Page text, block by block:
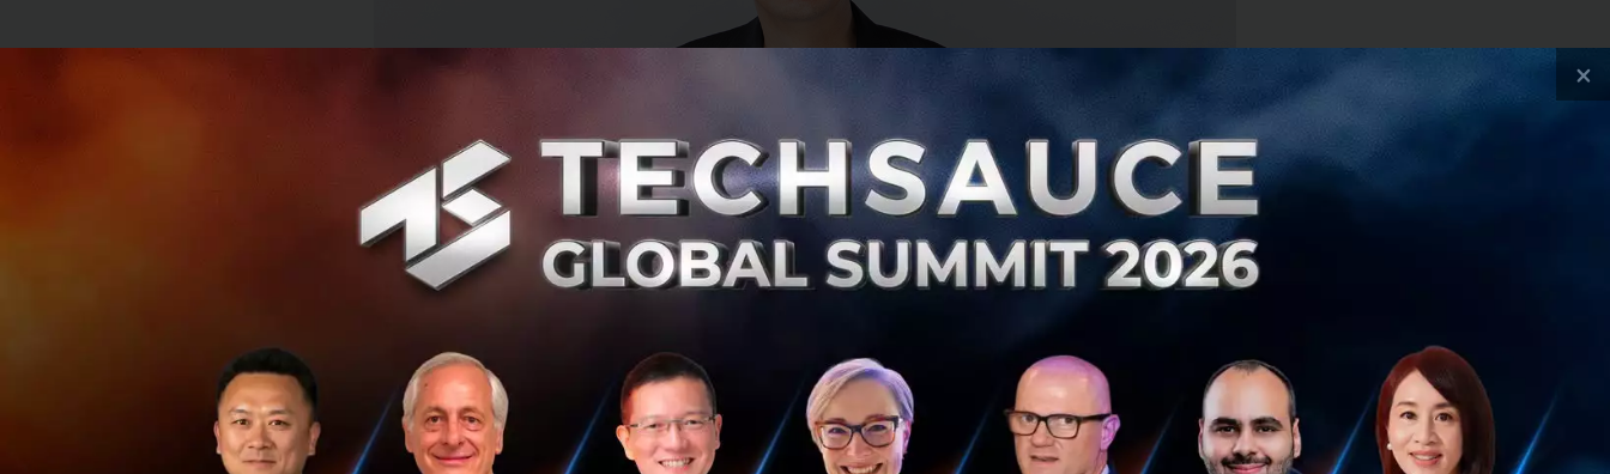
SCB Tech X บริษัทในกลุ่มไทยพาณิชย์ (SCB Group) ประกาศความพร้อมให้บริการด้านเทคโนโลยี
แบบครบวงจร มุ่งให้คำปรึกษา ตลอดจนพัฒนาแพลตฟอร์มและโซลูชันทางดิจิทัลเทคโนโลยีเพื่อตอบ
โจทย์ความต้องการของลูกค้า สร้างประสบการณ์ที่ดีให้กับผู้ใช้งาน พร้อมทั้งสร้างการเติบโตให้กับ
×